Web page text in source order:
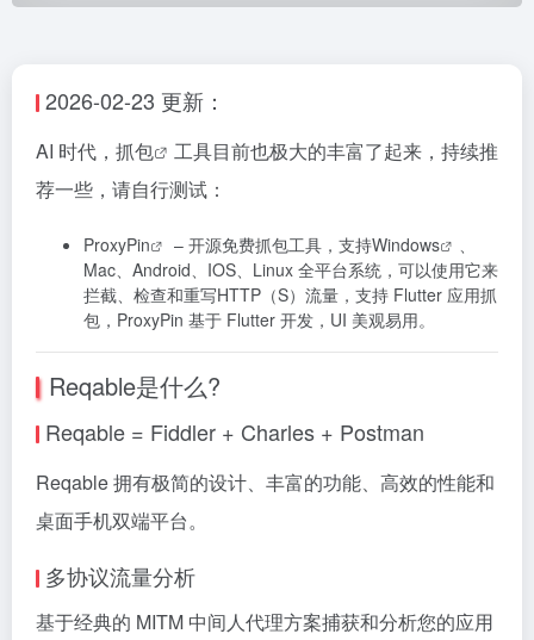
2026-02-23 更新：
AI 时代， 抓包
工具目前也极大的丰富了起来，持续推
荐一些，请自行测试：
ProxyPin – 开源免费抓包工具，支持Windows
、
Mac、Android、IOS、Linux 全平台系统，可以使用它来
拦截、检查和重写HTTP（S）流量，支持 Flutter 应用抓
包，ProxyPin 基于 Flutter 开发，UI 美观易用。
Reqable是什么?
Reqable = Fiddler + Charles + Postman
Reqable 拥有极简的设计、丰富的功能、高效的性能和
桌面手机双端平台。
多协议流量分析
基于经典的 MITM 中间人代理方案捕获和分析您的应用